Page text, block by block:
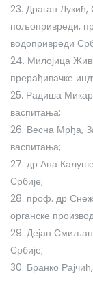
23. Драган Лукић,
пољопривреди,
водопривреди
24. Милојица
прерађивачке
25. Радиша
васпитања;
26. Весна Мрђа,
васпитања;
27. др Ана
Србије;
28. проф. др
органске
29. Дејан
Србије;
30. Бранко